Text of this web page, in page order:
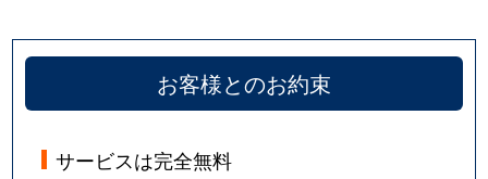
お客様とのお約束
サービスは完全無料